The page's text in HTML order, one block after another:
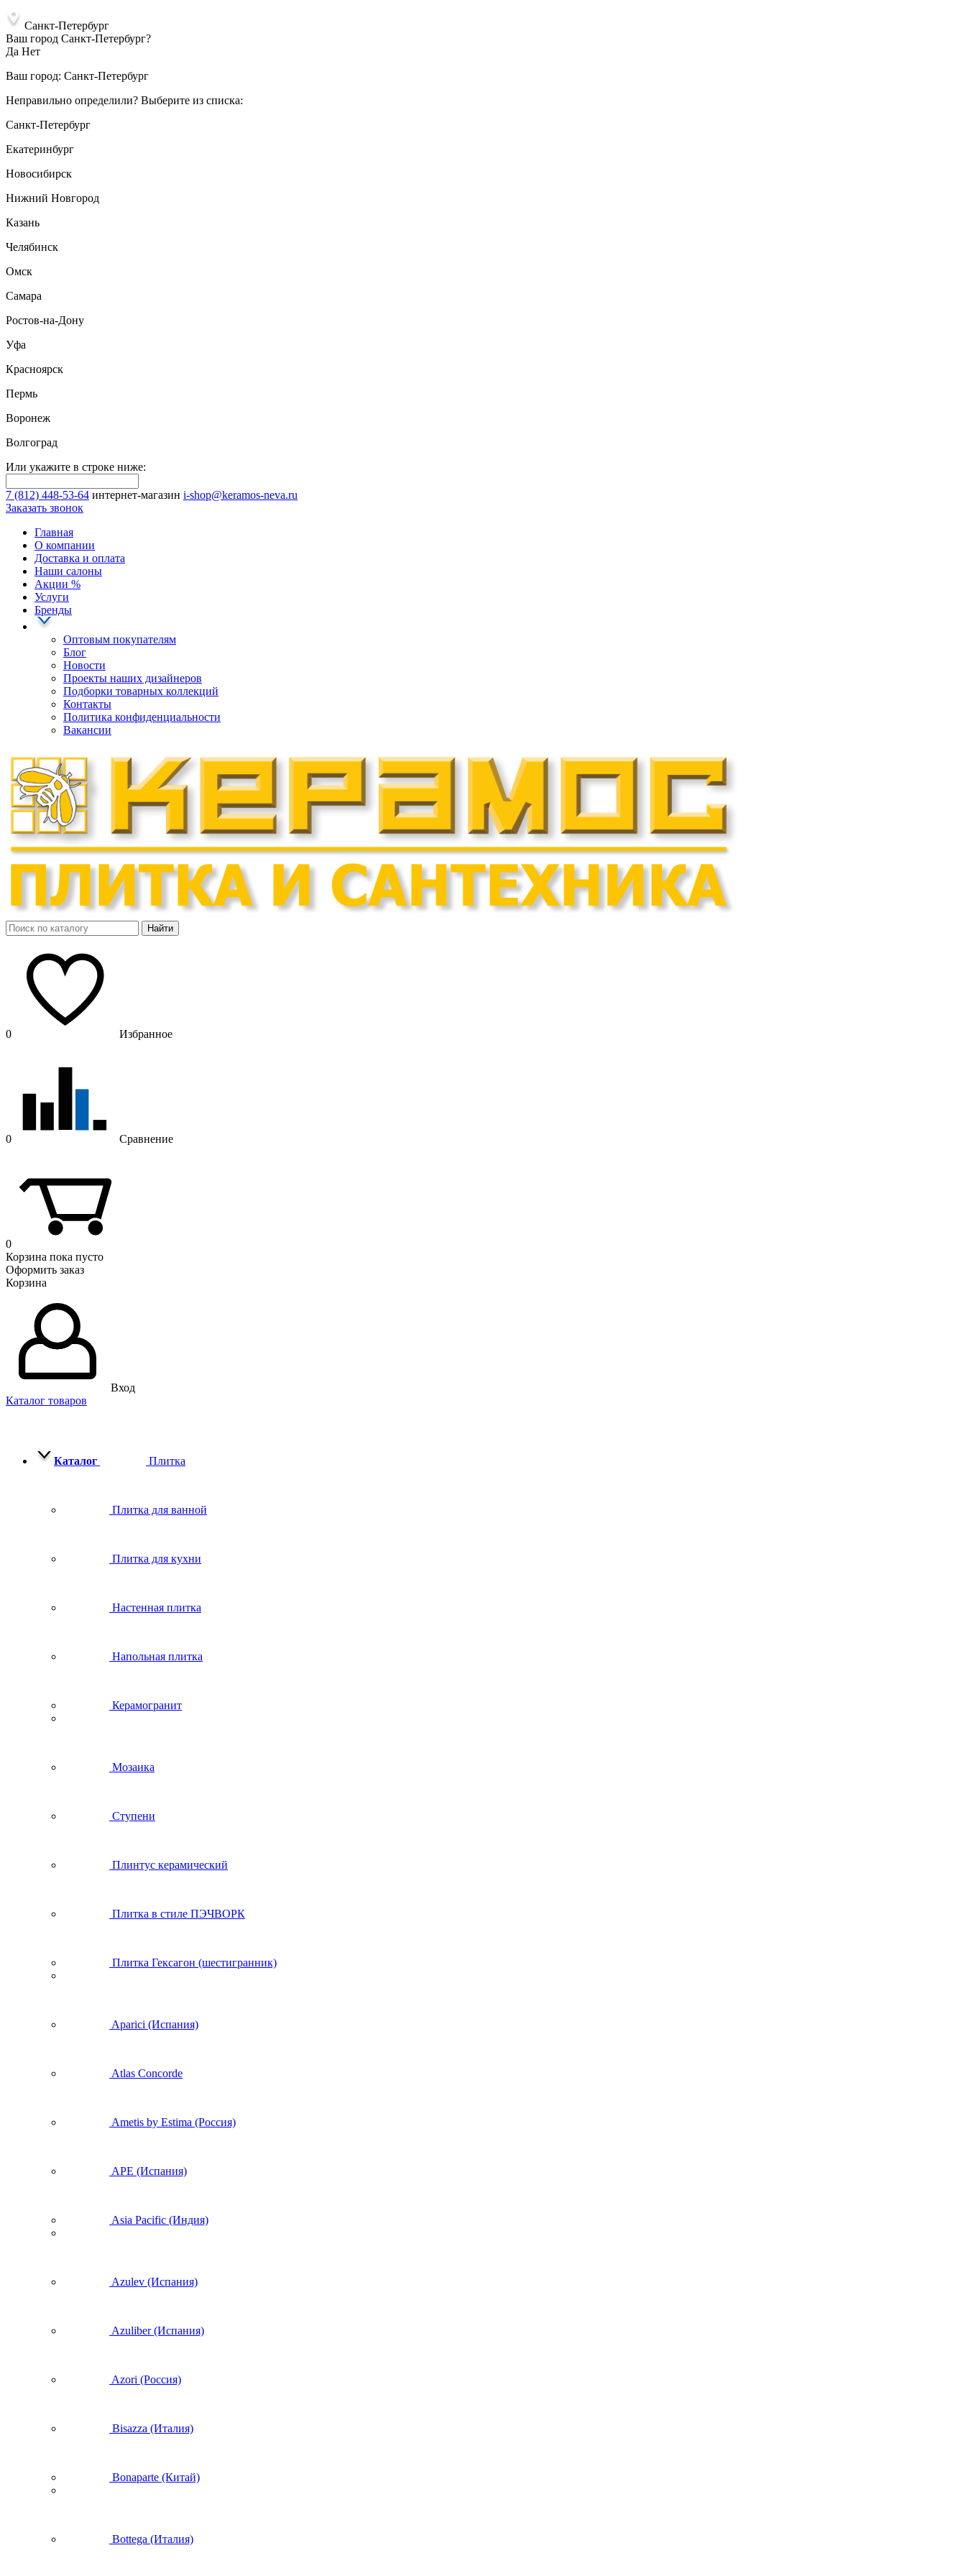
Санкт-Петербург
Ваш город Санкт-Петербург?
Да Нет
Ваш город: Санкт-Петербург
Неправильно определили? Выберите из списка:
Санкт-Петербург
Екатеринбург
Новосибирск
Нижний Новгород
Казань
Челябинск
Омск
Самара
Ростов-на-Дону
Уфа
Красноярск
Пермь
Воронеж
Волгоград
Или укажите в строке ниже:
7 (812) 448-53-64 интернет-магазин i-shop@keramos-neva.ru
Заказать звонок
Главная
О компании
Доставка и оплата
Наши cалоны
Акции %
Услуги
Бренды
Оптовым покупателям
Блог
Новости
Проекты наших дизайнеров
Подборки товарных коллекций
Контакты
Политика конфиденциальности
Вакансии
Найти
0 Избранное
0 Сравнение
0
Корзина пока пусто
Оформить заказ
Корзина
Вход
Каталог товаров
Каталог Плитка
Плитка для ванной
Плитка для кухни
Настенная плитка
Напольная плитка
Керамогранит
Мозаика
Ступени
Плинтус керамический
Плитка в стиле ПЭЧВОРК
Плитка Гексагон (шестигранник)
Aparici (Испания)
Atlas Concorde
Ametis by Estima (Россия)
APE (Испания)
Asia Pacific (Индия)
Azulev (Испания)
Azuliber (Испания)
Azori (Россия)
Bisazza (Италия)
Bonaparte (Китай)
Bottega (Италия)